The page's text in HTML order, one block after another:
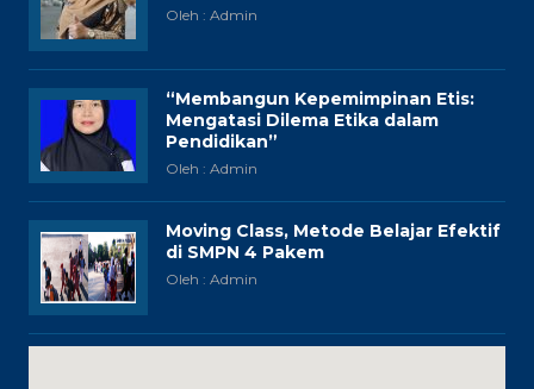
Oleh : Admin
“Membangun Kepemimpinan Etis:
Mengatasi Dilema Etika dalam
Pendidikan”
Oleh : Admin
Moving Class, Metode Belajar Efektif
di SMPN 4 Pakem
Oleh : Admin